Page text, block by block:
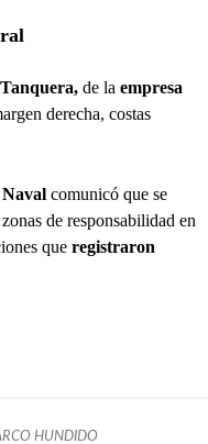
de la empresa
derecha, costas
comunicó que se
de responsabilidad en
que registraron
HUNDIDO